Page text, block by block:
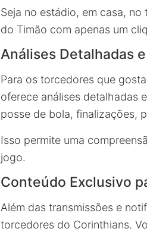
Seja no estádio, em casa,
do Timão com apenas um
Análises Detalhadas
Para os torcedores que
oferece análises detalhadas
posse de bola, finalizações,
Isso permite uma
jogo.
Conteúdo Exclusivo
Além das transmissões e
torcedores do Corinthians.